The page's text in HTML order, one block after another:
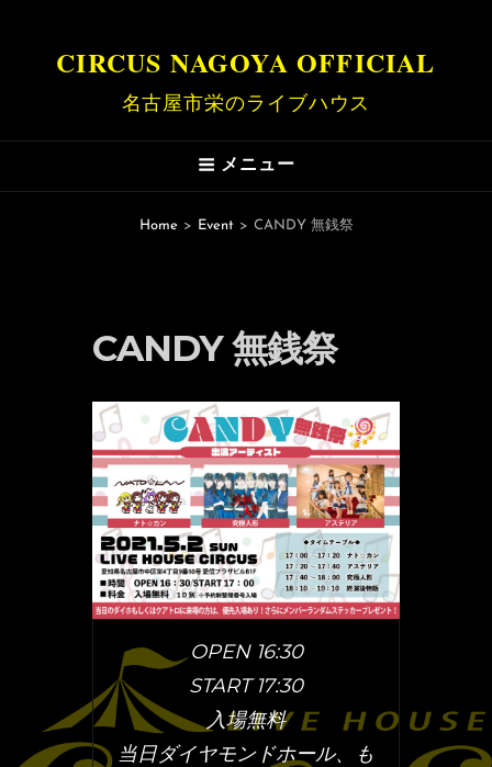
CIRCUS NAGOYA OFFICIAL
名古屋市栄のライブハウス
メニュー
Home > Event > CANDY 無銭祭
CANDY 無銭祭
OPEN 16:30
START 17:30
入場無料
当日ダイヤモンドホール、も